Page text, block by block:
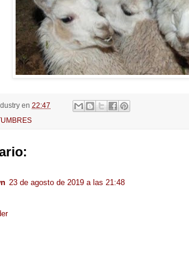
en 22:47
23 de agosto de 2019 a las 21:48